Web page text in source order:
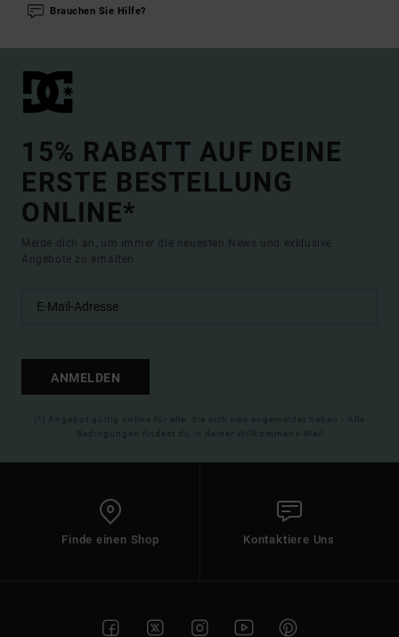
Brauchen Sie Hilfe?
15% RABATT AUF DEINE
ERSTE BESTELLUNG
ONLINE*
Melde dich an, um immer die neuesten News und exklusive
Angebote zu erhalten.
ANMELDEN
(*) Angebot gültig online für alle, die sich neu angemeldet haben - Alle
Bedingungen findest du in deiner Willkommens-Mail
Finde einen Shop Kontaktiere Uns